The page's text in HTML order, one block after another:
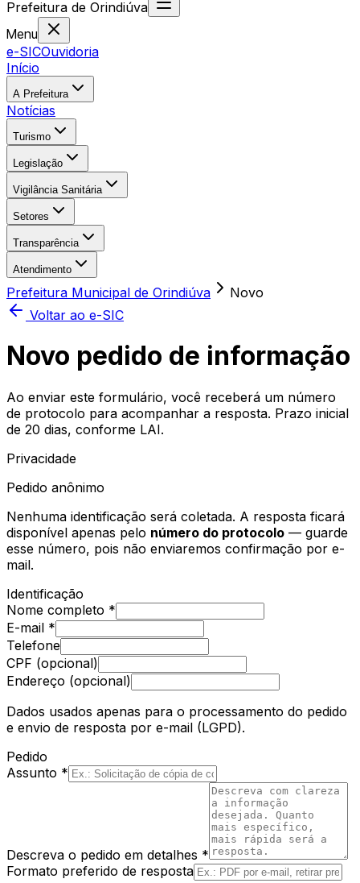
Prefeitura de Orindiúva
Menu
e-SICOuvidoria
Início
A Prefeitura
Notícias
Turismo
Legislação
Vigilância Sanitária
Setores
Transparência
Atendimento
Prefeitura Municipal de Orindiúva
Novo
Voltar ao e-SIC
Novo pedido de informação
Ao enviar este formulário, você receberá um número
de protocolo para acompanhar a resposta. Prazo inicial
de 20 dias, conforme LAI.
Privacidade
Pedido anônimo
Nenhuma identificação será coletada. A resposta ficará
disponível apenas pelo número do protocolo — guarde
esse número, pois não enviaremos confirmação por e-
mail.
Identificação
Nome completo *
E-mail *
Telefone
CPF (opcional)
Endereço (opcional)
Dados usados apenas para o processamento do pedido
e envio de resposta por e-mail (LGPD).
Pedido
Assunto *
Descreva o pedido em detalhes *
Formato preferido de resposta